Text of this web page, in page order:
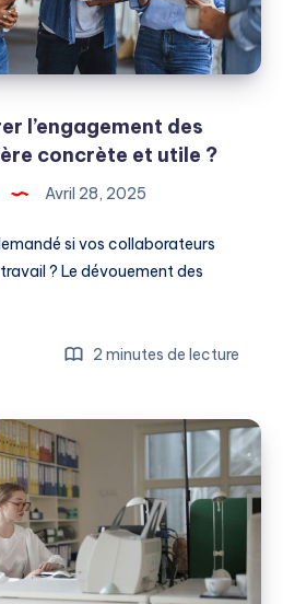
l’engagement des
concrète et utile ?
Avril 28, 2025
si vos collaborateurs
? Le dévouement des
2 minutes de lecture